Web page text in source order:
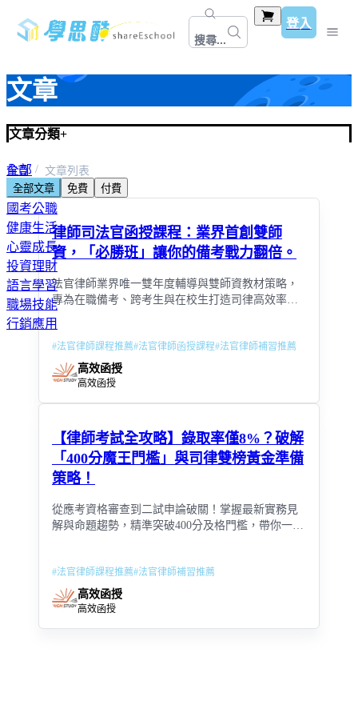
搜尋...
登入
文章
文章分類+
全部
教師資格考＆甄試
國考公職
健康生活
心靈成長
投資理財
語言學習
職場技能
行銷應用
首頁
文章列表
全部文章
免費 付費
律師司法官函授課程：業界首創雙師
資，「必勝班」讓你的備考戰力翻倍。
法官律師業界唯一雙年度輔導與雙師資教材策略，
專為在職備考、跨考生與在校生打造司律高效率上
榜通關系統！
#法官律師課程推薦#法官律師函授課程#法官律師補習推薦
高效函授
高效函授
【律師考試全攻略】錄取率僅8%？破解
「400分魔王門檻」與司律雙榜黃金準備
策略！
從應考資格審查到二試申論破關！掌握最新實務見
解與命題趨勢，精準突破400分及格門檻，帶你一年
#法官律師課程推薦#法官律師補習推薦
高效函授
高效函授